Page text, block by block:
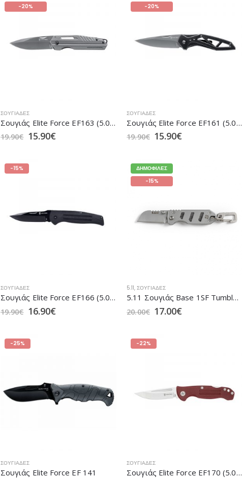
-20%
ΣΟΥΓΙΆΔΕΣ
Σουγιάς Elite Force EF163 (5.0971)
19.90€ 15.90€
-20%
ΣΟΥΓΙΆΔΕΣ
Σουγιάς Elite Force EF161 (5.0969)
19.90€ 15.90€
-15%
ΣΟΥΓΙΆΔΕΣ
Σουγιάς Elite Force EF166 (5.0976-1)
19.90€ 16.90€
ΔΗΜΟΦΙΛΈΣ
-15%
5.11,ΣΟΥΓΙΆΔΕΣ
5.11 Σουγιάς Base 1SF Tumbld Steel (51155)
20.00€ 17.00€
-25%
ΣΟΥΓΙΆΔΕΣ
Σουγιάς Elite Force EF 141
-22%
ΣΟΥΓΙΆΔΕΣ
Σουγιάς Elite Force EF170 (5.0978)